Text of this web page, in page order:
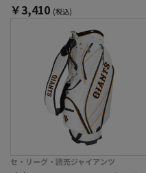
￥3,410 (税込)
セ・リーグ・読売ジャイアンツ